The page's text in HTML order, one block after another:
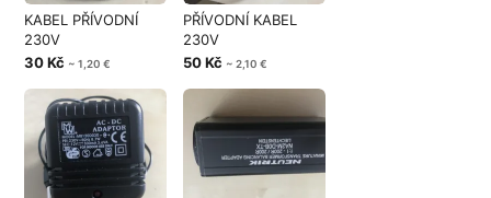
KABEL PŘÍVODNÍ
230V
30 Kč ~ 1,20 €
PŘÍVODNÍ KABEL
230V
50 Kč ~ 2,10 €